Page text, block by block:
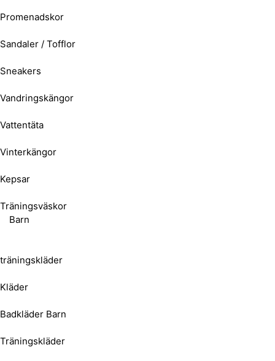
Promenadskor
Sandaler / Tofflor
Sneakers
Vandringskängor
Vattentäta
Vinterkängor
Kepsar
Träningsväskor
Barn
träningskläder
Kläder
Badkläder Barn
Träningskläder